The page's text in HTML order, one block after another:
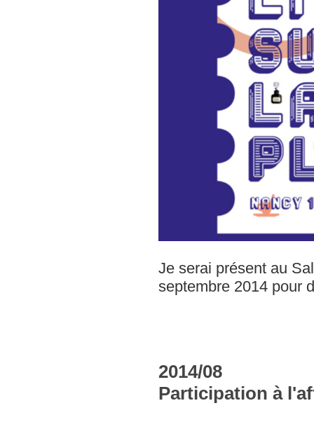
Je serai présent au
septembre 2014 pour
2014/08
Participation à